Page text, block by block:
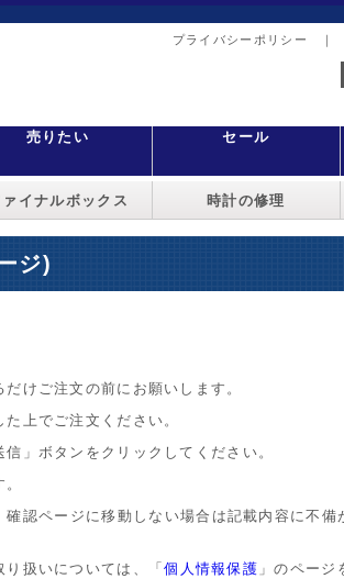
プライバシーポリシー
｜
売りたい セール
ァイナルボックス 時計の修理
ジ)
けご注文の前にお願いします。
上でご注文ください。
」ボタンをクリックしてください。
確認ページに移動しない場合は記載内容に不
り扱いについては、「個人情報保護 」のページ